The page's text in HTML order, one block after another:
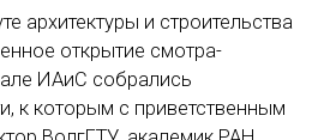
архитектуры и строительства
открытие смотра-
ИАиС собрались
к которым с приветственным